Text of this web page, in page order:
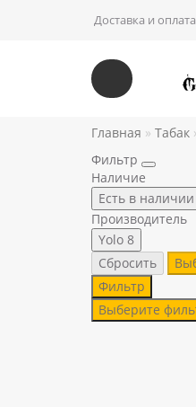
Доставка и оплата
Главная Табак
Фильтр
Наличие
Есть в наличии
Производитель
Yolo 8
Сбросить
Фильтр
Выберите